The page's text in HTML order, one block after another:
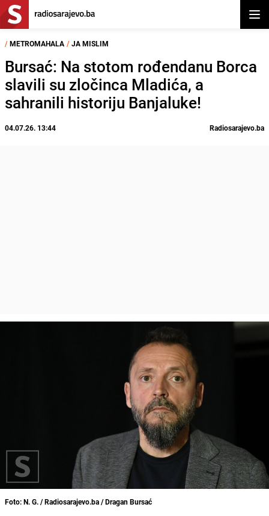
/ METROMAHALA / JA MISLIM
Bursać: Na stotom rođendanu Borca
slavili su zločinca Mladića, a
sahranili historiju Banjaluke!
04.07.26. 13:44 Radiosarajevo.ba
Foto: N. G. / Radiosarajevo.ba / Dragan Bursać